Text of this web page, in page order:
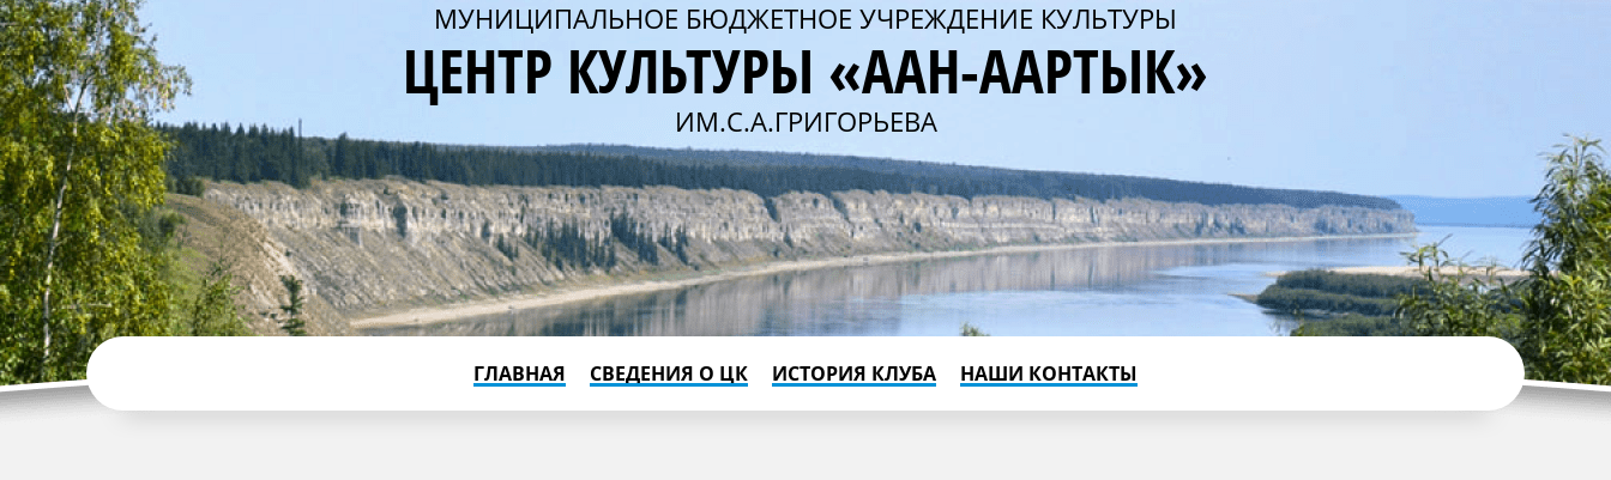
МУНИЦИПАЛЬНОЕ БЮДЖЕТНОЕ УЧРЕЖДЕНИЕ КУЛЬТУРЫ
ЦЕНТР КУЛЬТУРЫ «ААН-ААРТЫК»
ИМ.С.А.ГРИГОРЬЕВА
ГЛАВНАЯ СВЕДЕНИЯ О ЦК ИСТОРИЯ КЛУБА НАШИ КОНТАКТЫ